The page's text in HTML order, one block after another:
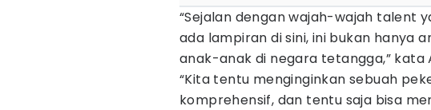
“Sejalan dengan wajah-wajah talent
ada lampiran di sini, ini bukan hanya
anak-anak di negara tetangga,” kata
“Kita tentu menginginkan sebuah
komprehensif, dan tentu saja bisa